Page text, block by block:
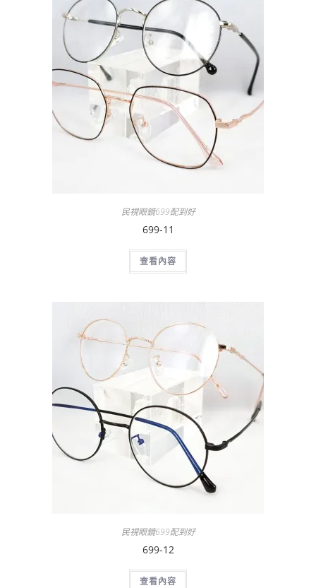
民視眼鏡699配到好
699-11
查看內容
民視眼鏡699配到好
699-12
查看內容